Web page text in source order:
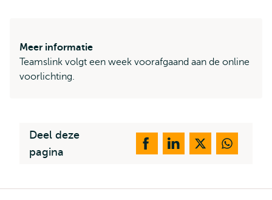
Meer informatie
Teamslink volgt een week voorafgaand aan de online
voorlichting.
Deel deze
pagina